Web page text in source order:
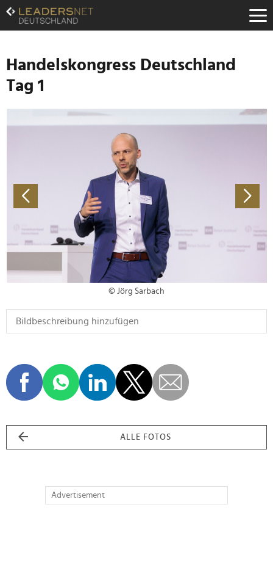
Zum
Inhalt
Zur
Navigation
Zur
Hauptnavigation
Handelskongress Deutschland
Tag 1
© Jörg Sarbach
ALLE FOTOS
Advertisement